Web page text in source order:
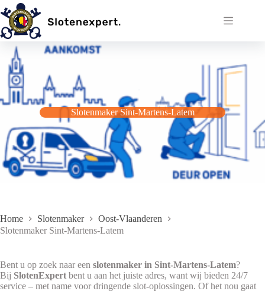
naar
de
inhoud
Slotenmaker Sint-Martens-Latem
Home Slotenmaker
Oost-Vlaanderen
Slotenmaker Sint-Martens-Latem
Bent u op zoek naar een slotenmaker in Sint‑Martens‑Latem?
Bij SlotenExpert bent u aan het juiste adres, want wij bieden 24/7
service – met name voor dringende slot-oplossingen. Of het nou gaat